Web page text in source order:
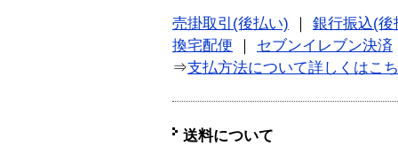
売掛取引(後払い)
銀行振込(後
換宅配便
セブンイレブン決済
⇒支払方法について詳しくはこ
送料について